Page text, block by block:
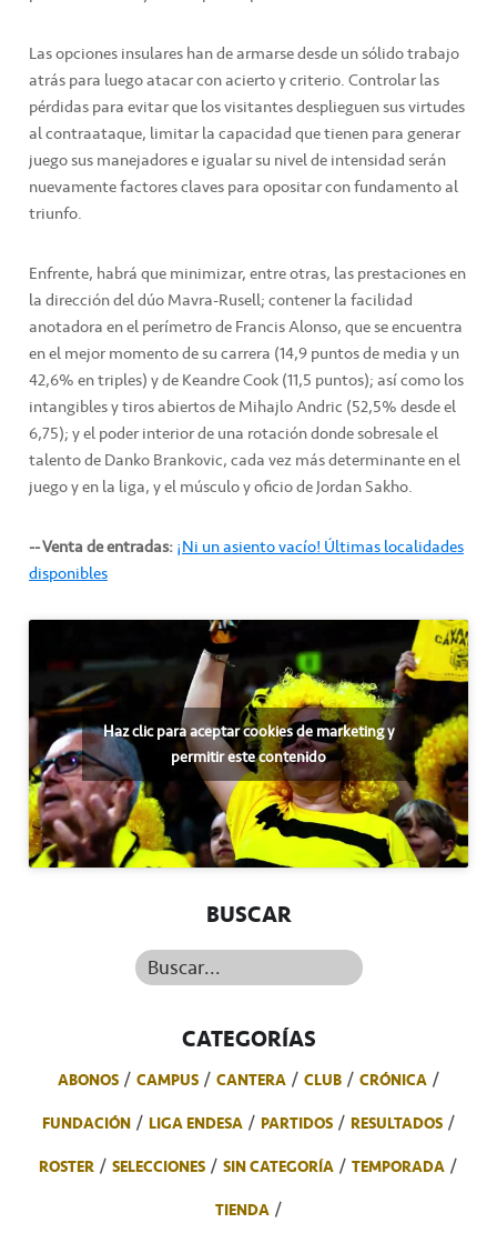
Las opciones insulares han de armarse desde un sólido trabajo
atrás para luego atacar con acierto y criterio. Controlar las
pérdidas para evitar que los visitantes desplieguen sus virtudes
al contraataque, limitar la capacidad que tienen para generar
juego sus manejadores e igualar su nivel de intensidad serán
nuevamente factores claves para opositar con fundamento al
triunfo.
Enfrente, habrá que minimizar, entre otras, las prestaciones en
la dirección del dúo Mavra-Rusell; contener la facilidad
anotadora en el perímetro de Francis Alonso, que se encuentra
en el mejor momento de su carrera (14,9 puntos de media y un
42,6% en triples) y de Keandre Cook (11,5 puntos); así como los
intangibles y tiros abiertos de Mihajlo Andric (52,5% desde el
6,75); y el poder interior de una rotación donde sobresale el
talento de Danko Brankovic, cada vez más determinante en el
juego y en la liga, y el músculo y oficio de Jordan Sakho.
-- Venta de entradas:¡Ni un asiento vacío! Últimas localidades
disponibles
Haz clic para aceptar cookies de marketing y
permitir este contenido
BUSCAR
Buscar...
CATEGORÍAS
ABONOS CAMPUS CANTERA CLUB
CRÓNICA
FUNDACIÓN
LIGA ENDESA PARTIDOS
RESULTADOS
ROSTER
SELECCIONES SIN CATEGORÍA
TEMPORADA
TIENDA